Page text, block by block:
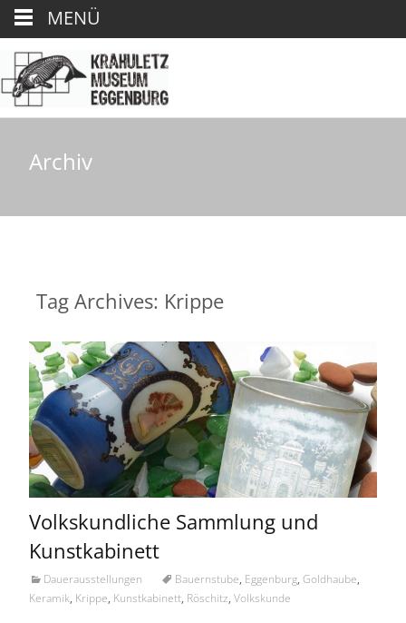
Archiv
Tag Archives: Krippe
Volkskundliche Sammlung und
Kunstkabinett
Dauerausstellungen Bauernstube, Eggenburg, Goldhaube,
Keramik, Krippe, Kunstkabinett, Röschitz, Volkskunde
MENÜ